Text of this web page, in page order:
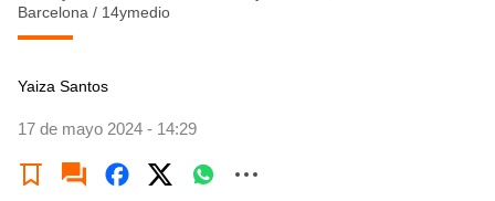
Barcelona / 14ymedio
Yaiza Santos
17 de mayo 2024 - 14:29